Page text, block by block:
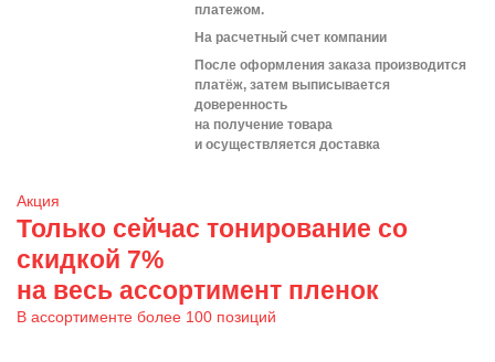
платежом.
На расчетный счет компании
После оформления заказа производится
платёж, затем выписывается
доверенность
на получение товара
и осуществляется доставка
Акция
Только сейчас тонирование со
скидкой 7%
на весь ассортимент пленок
В ассортименте более 100 позиций